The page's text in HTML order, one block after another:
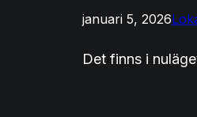
januari 5, 2026
Det finns i